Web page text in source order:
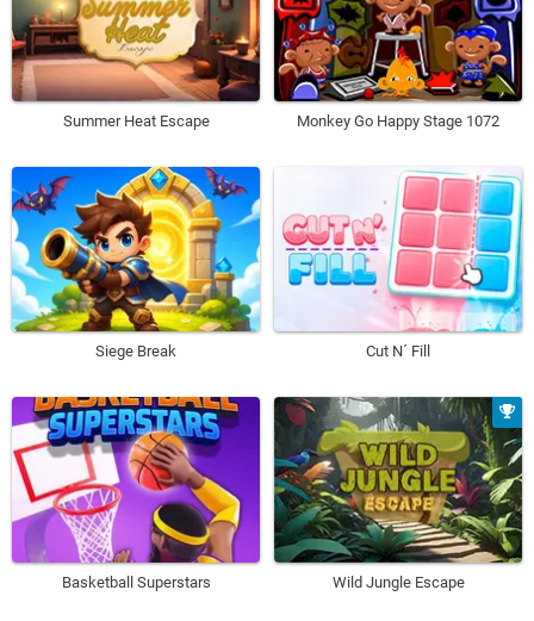
Summer Heat Escape Monkey Go Happy Stage 1072
Siege Break Cut N´ Fill
Basketball Superstars Wild Jungle Escape